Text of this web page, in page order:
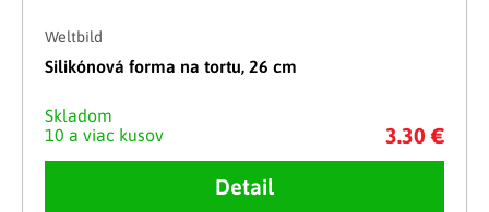
Weltbild
Silikónová forma na tortu, 26 cm
Skladom
10 a viac kusov
3.30 €
Detail